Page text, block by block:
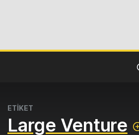
ETİKET
Large Venture